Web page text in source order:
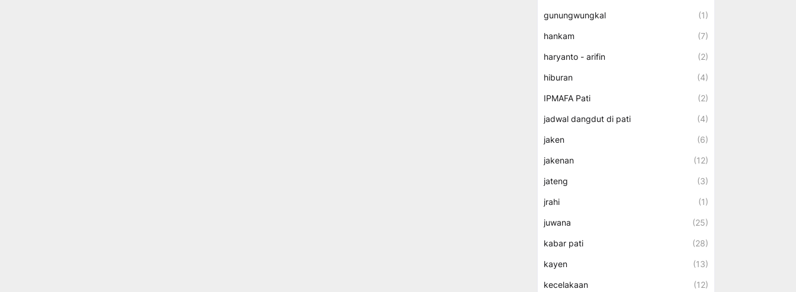
gunungwungkal (1)
hankam (7)
haryanto - arifin (2)
hiburan (4)
IPMAFA Pati (2)
jadwal dangdut di pati (4)
jaken (6)
jakenan (12)
jateng (3)
jrahi (1)
juwana (25)
kabar pati (28)
kayen (13)
kecelakaan (12)